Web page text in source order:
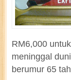
RM6,000
meninggal
berumur 65